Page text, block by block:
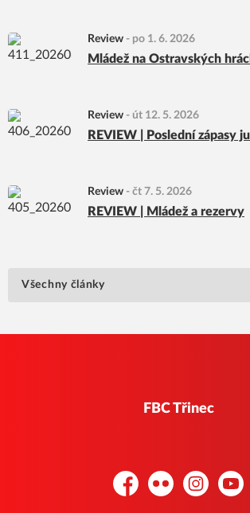
Review - po 1. 6. 2026
Mládež na Ostravských
Review - út 12. 5. 2026
REVIEW | Poslední zápasy
Review - čt 7. 5. 2026
REVIEW | Mládež a rezervy
Všechny články
FBC Třinec
FacebookFlickr Instagram